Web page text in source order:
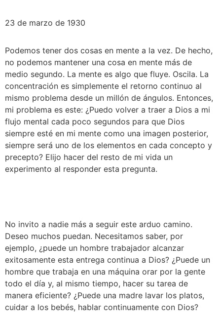
23 de marzo de 1930
Podemos tener dos cosas en mente a la vez. De hecho,
no podemos mantener una cosa en mente más de
medio segundo. La mente es algo que fluye. Oscila. La
concentración es simplemente el retorno continuo al
mismo problema desde un millón de ángulos. Entonces,
mi problema es este: ¿Puedo volver a traer a Dios a mi
flujo mental cada poco segundos para que Dios
siempre esté en mi mente como una imagen posterior,
siempre será uno de los elementos en cada concepto y
precepto? Elijo hacer del resto de mi vida un
experimento al responder esta pregunta.
No invito a nadie más a seguir este arduo camino.
Deseo muchos puedan. Necesitamos saber, por
ejemplo, ¿puede un hombre trabajador alcanzar
exitosamente esta entrega continua a Dios? ¿Puede un
hombre que trabaja en una máquina orar por la gente
todo el día y, al mismo tiempo, hacer su tarea de
manera eficiente? ¿Puede una madre lavar los platos,
cuidar a los bebés, hablar continuamente con Dios?